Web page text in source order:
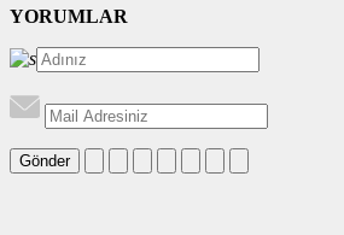
YORUMLAR
Gönder